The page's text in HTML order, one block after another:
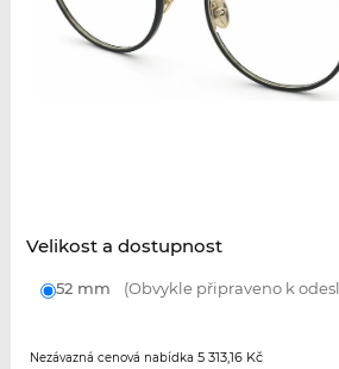
Velikost a dostupnost
52 mm (Obvykle připraveno k
Nezávazná cenová nabídka 5 313,16 Kč